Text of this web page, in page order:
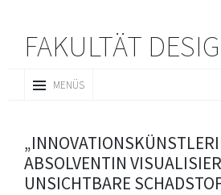
FAKULTÄT
MENÜS
INHALT
ABSOLVENTIN
UNSICHTBARE